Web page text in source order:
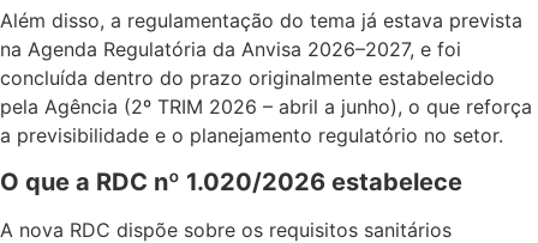
Além disso, a regulamentação do tema já estava prevista
na Agenda Regulatória da Anvisa 2026–2027, e foi
concluída dentro do prazo originalmente estabelecido
pela Agência (2º TRIM 2026 – abril a junho), o que reforça
a previsibilidade e o planejamento regulatório no setor.
O que a RDC nº 1.020/2026 estabelece
A nova RDC dispõe sobre os requisitos sanitários